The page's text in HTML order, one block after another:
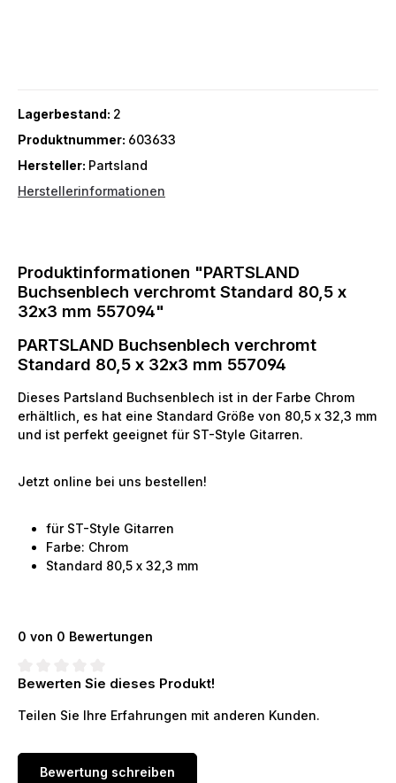
Lagerbestand: 2
Produktnummer: 603633
Hersteller: Partsland
Herstellerinformationen
Produktinformationen "PARTSLAND
Buchsenblech verchromt Standard 80,5 x
32x3 mm 557094"
PARTSLAND Buchsenblech verchromt
Standard 80,5 x 32x3 mm 557094
Dieses Partsland Buchsenblech ist in der Farbe Chrom
erhältlich, es hat eine Standard Größe von 80,5 x 32,3 mm
und ist perfekt geeignet für ST-Style Gitarren.
Jetzt online bei uns bestellen!
für ST-Style Gitarren
Farbe: Chrom
Standard 80,5 x 32,3 mm
0 von 0 Bewertungen
Durchschnittliche Bewertung von 0 von 5 Sternen
Bewerten Sie dieses Produkt!
Teilen Sie Ihre Erfahrungen mit anderen Kunden.
Bewertung schreiben